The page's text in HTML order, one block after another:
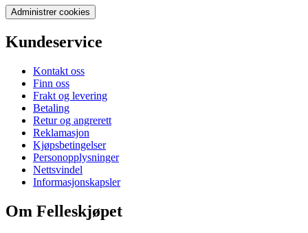
Administrer cookies
Kundeservice
Kontakt oss
Finn oss
Frakt og levering
Betaling
Retur og angrerett
Reklamasjon
Kjøpsbetingelser
Personopplysninger
Nettsvindel
Informasjonskapsler
Om Felleskjøpet